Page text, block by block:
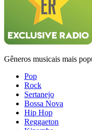
Gêneros musicais mais
Pop
Rock
Sertanejo
Bossa Nova
Hip Hop
Reggaeton